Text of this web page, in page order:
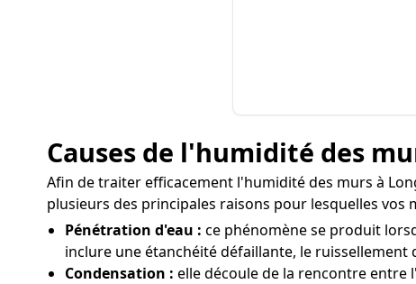
Causes de l'humidité des
Afin de traiter efficacement l'humidité des murs à
plusieurs des principales raisons pour lesquelles
Pénétration d'eau : ce phénomène se produit
inclure une étanchéité défaillante, le ruissellement
Condensation : elle découle de la rencontre entre